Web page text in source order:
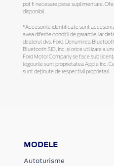
pot fi necesare piese suplimentare.
disponibil.
*Accesoriile identificate sunt accesorii
avea diferite condiții de garanție, iar
dealerul dvs. Ford. Denumirea
Bluetooth SIG, Inc. și orice utilizare a
Ford Motor Company se face sub
logourile sunt proprietatea Apple Inc.
sunt deținute de respectivii proprietari.
MODELE
Autoturisme